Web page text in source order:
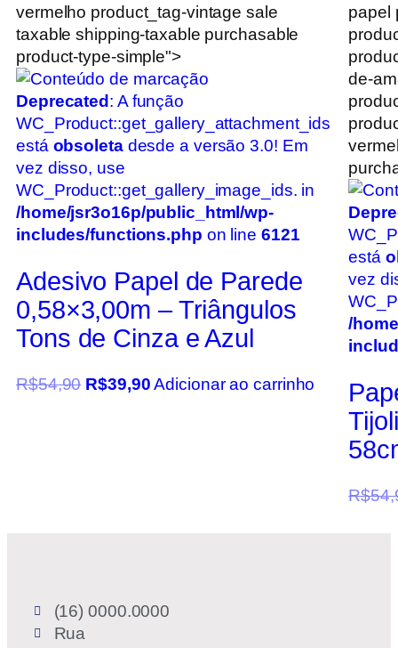
vermelho product_tag-vintage sale
taxable shipping-taxable purchasable
product-type-simple">
Deprecated : A função
WC_Product::get_gallery_attachment_ids
está obsoletadesde a versão 3.0! Em
vez disso, use
WC_Product::get_gallery_image_ids. in
/home/jsr3o16p/public_html/wp-
includes/functions.php on line 6121
Adesivo Papel de Parede
0,58×3,00m – Triângulos
Tons de Cinza e Azul
R$54,90 R$39,90 Adicionar ao carrinho
papel
de-
está
vez
/
R$
(16) 0000.0000
Rua